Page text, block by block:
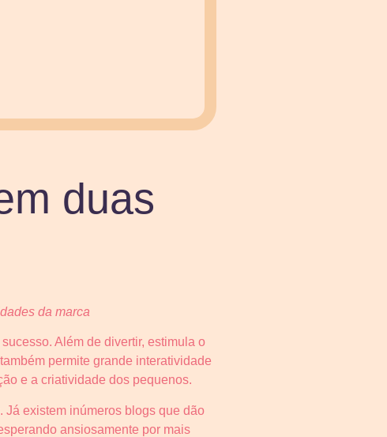
duas
da marca
Além de divertir, estimula o
permite grande interatividade
e a criatividade dos pequenos.
Já existem inúmeros blogs que dão
ansiosamente por mais